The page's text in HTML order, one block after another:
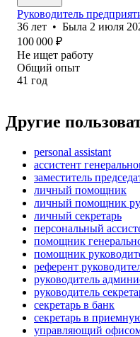
Руководитель
36 лет • Была 2 июля
100 000 ₽
Не ищет работу
Общий опыт
41 год
Другие
personal assistant
ассистент
заместитель
личный помощник
личный помощник
личный секретарь
персональный
помощник
помощник
референт
руководитель
руководитель
секретарь в банк
секретарь в
управляющий